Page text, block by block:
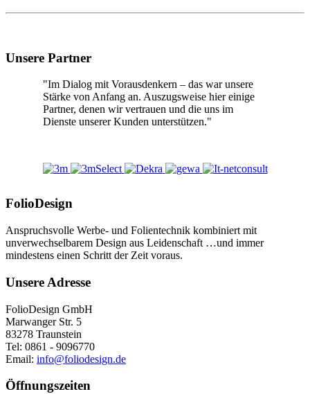
Unsere Partner
"Im Dialog mit Vorausdenkern – das war unsere
Stärke von Anfang an. Auszugsweise hier einige
Partner, denen wir vertrauen und die uns im
Dienste unserer Kunden unterstützen."
FolioDesign
Anspruchsvolle Werbe- und Folientechnik kombiniert mit
unverwechselbarem Design aus Leidenschaft …und immer
mindestens einen Schritt der Zeit voraus.
Unsere Adresse
FolioDesign GmbH
Marwanger Str. 5
83278 Traunstein
Tel: 0861 - 9096770
Email: info@foliodesign.de
Öffnungszeiten